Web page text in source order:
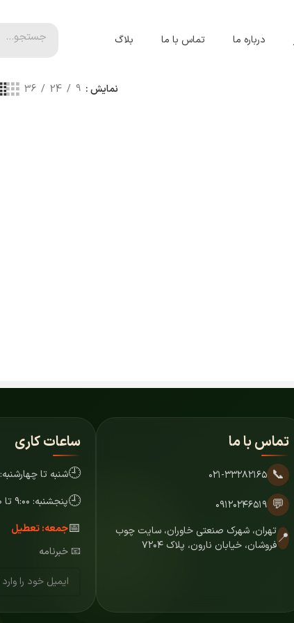
درباره ما تماس با ما بلاگ
نمایش 9
24
36
تماس با ما
📞 ۰۲۱-۳۳۲۸۲۱۶۵
💬 ۰۹۱۲۰۲۴۶۵۱۹
📍تهران، شهرک صنعتی خاوران، سایت چوب
فروشان، خیابان نارون، پلاک ۷۲۰۴
ساعات کاری
🕘شنبه تا چهارشنبه: ۹:۰۰ تا ۱۷:۰۰
🕘پنجشنبه: ۹:۰۰ تا ۱۳:۰۰
📅جمعه: تعطیل
📧 خبرنامه